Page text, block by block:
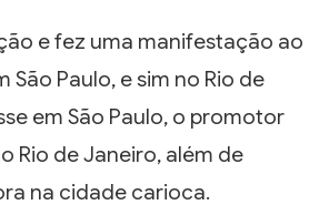
e fez uma manifestação ao
Paulo, e sim no Rio de
em São Paulo, o promotor
Rio de Janeiro, além de
na cidade carioca.